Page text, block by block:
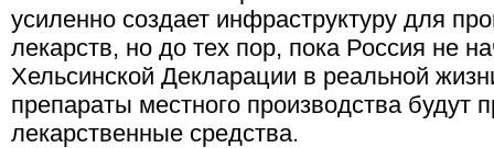
усиленно создает инфраструктуру для
лекарств, но до тех пор, пока Россия не
Хельсинской Декларации в реальной
препараты местного производства будут
лекарственные средства.